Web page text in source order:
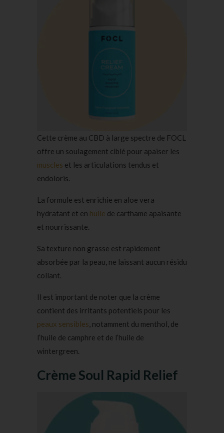
Cette crème au CBD à large spectre de FOCL
offre un soulagement ciblé pour apaiser les
muscles et les articulations tendus et
endoloris.
La formule est enrichie en aloe vera
hydratant et en huile de carthame apaisante
et nourrissante.
Sa texture non grasse est rapidement
absorbée par la peau, ne laissant aucun résidu
collant.
Il est important de noter que la crème
contient des irritants potentiels pour les
peaux sensibles, notamment du menthol, de
l’huile de camphre et de l’huile de
wintergreen.
Crème Soul Rapid Relief